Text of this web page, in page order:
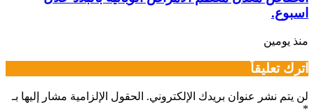
اسبوع.
منذ يومين
اترك تعليقاً
لن يتم نشر عنوان بريدك الإلكتروني. الحقول الإلزامية مشار إليها بـ
*